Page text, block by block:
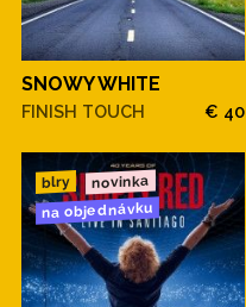
SNOWY WHITE
FINISH TOUCH € 40
blry novinka
na objednávku